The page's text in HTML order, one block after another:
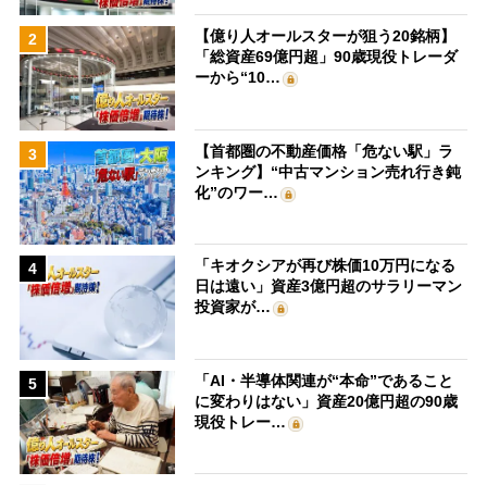
2
【億り人オールスターが狙う20銘柄】
「総資産69億円超」90歳現役トレーダ
ーから“10…
3
【首都圏の不動産価格「危ない駅」ラ
ンキング】“中古マンション売れ行き鈍
化”のワー…
4
「キオクシアが再び株価10万円になる
日は遠い」資産3億円超のサラリーマン
投資家が…
5
「AI・半導体関連が“本命”であること
に変わりはない」資産20億円超の90歳
現役トレー…